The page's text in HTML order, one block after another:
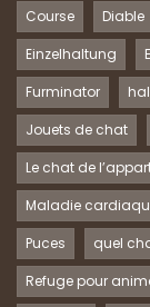
Course
Diable
Einzelhaltung
Furminator
Jouets de chat
Le chat de
Maladie
Puces
quel
Refuge pour